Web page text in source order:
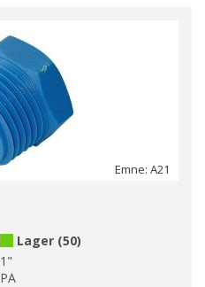
Emne: A21
Lager (50)
1"
PA